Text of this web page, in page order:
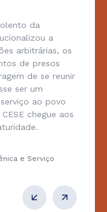
da
a
arbitrárias, os
de presos
de se reunir
ser um
ao povo
chegue aos
e Serviço